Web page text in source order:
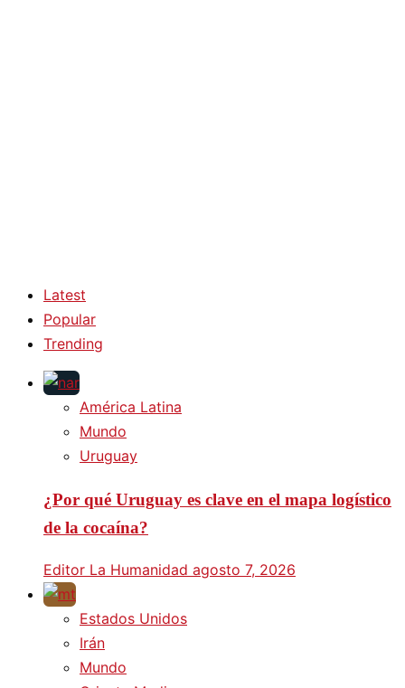
Latest
Popular
Trending
América Latina
Mundo
Uruguay
¿Por qué Uruguay es clave en el mapa logístico
de la cocaína?
Editor La Humanidad agosto 7, 2026
Estados Unidos
Irán
Mundo